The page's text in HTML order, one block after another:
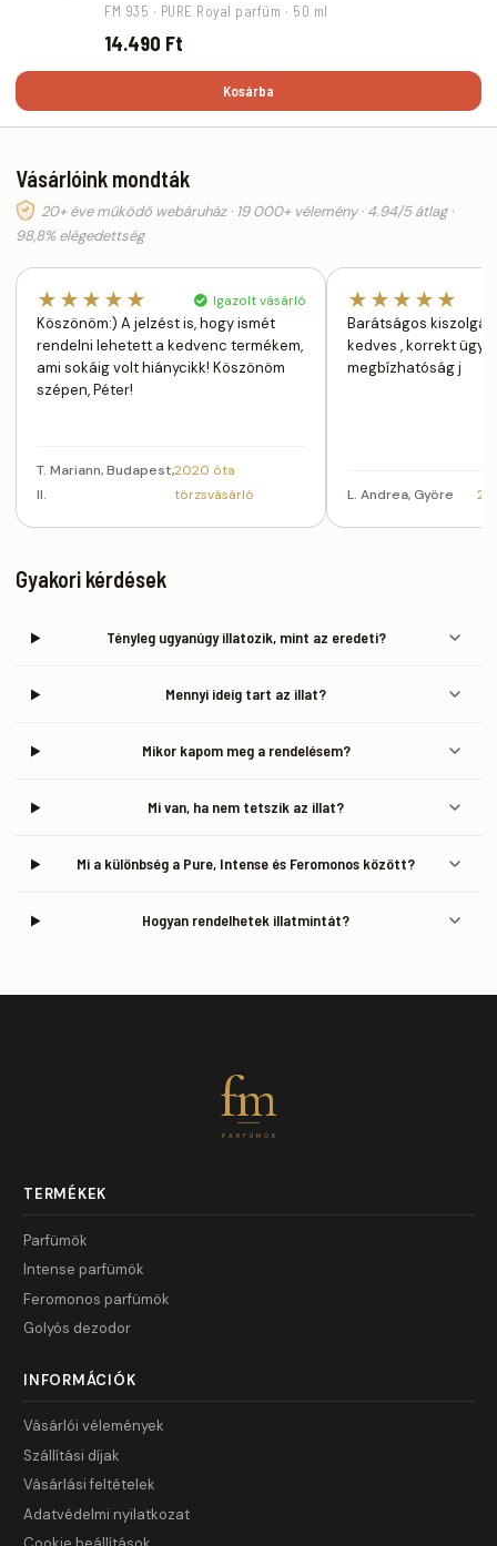
FM 935 · PURE Royal parfüm · 50 ml
14.490 Ft
Kosárba
Vásárlóink mondták
20+ éve működő webáruház · 19 000+ vélemény · 4.94/5 átlag ·
98,8% elégedettség
★★★★★ Igazolt vásárló
Köszönöm:) A jelzést is, hogy ismét
rendelni lehetett a kedvenc termékem,
ami sokáig volt hiánycikk! Köszönöm
szépen, Péter!
T. Mariann, Budapest,
II.
2020 óta
törzsvásárló
★★★★★
Barátságos
kedves , korrekt
megbízhatóság j
L. Andrea, Györe
Gyakori kérdések
Tényleg ugyanúgy illatozik, mint az eredeti?
Mennyi ideig tart az illat?
Mikor kapom meg a rendelésem?
Mi van, ha nem tetszik az illat?
Mi a különbség a Pure, Intense és Feromonos között?
Hogyan rendelhetek illatmintát?
fm
PARFÜMÖK
TERMÉKEK
Parfümök
Intense parfümök
Feromonos parfümök
Golyós dezodor
INFORMÁCIÓK
Vásárlói vélemények
Szállítási díjak
Vásárlási feltételek
Adatvédelmi nyilatkozat